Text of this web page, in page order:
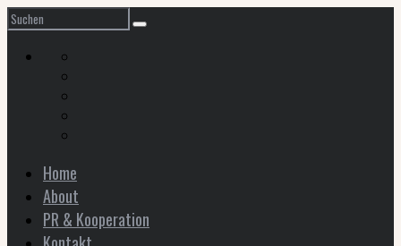
Home
About
PR & Kooperation